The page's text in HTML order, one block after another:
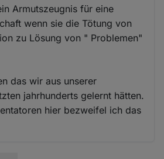
Armutszeugnis für eine
wenn sie die Tötung von
zu Lösung von " Problemen"
das wir aus unserer
jahrhunderts gelernt hätten.
hier bezweifel ich das